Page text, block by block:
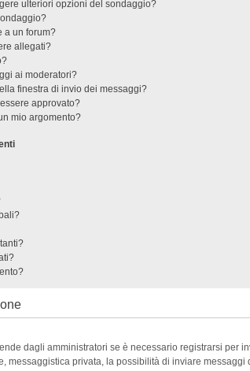
ulteriori opzioni del sondaggio?
a un forum?
allegati?
ai moderatori?
finestra di invio dei messaggi?
approvato?
mio argomento?
dagli amministratori se è necessario registrarsi per
messaggistica privata, la possibilità di inviare